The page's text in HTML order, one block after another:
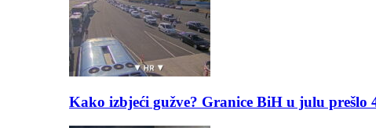
Kako izbjeći gužve? Granice BiH u julu prešlo